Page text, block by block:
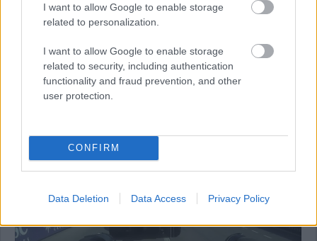
I want to allow Google to enable storage
related to personalization.
I want to allow Google to enable storage
related to security, including authentication
functionality and fraud prevention, and other
user protection.
CONFIRM
Data Deletion Data Access Privacy Policy
ezredre van Sainz, aki felugrott a második helyre, Alonso
pedig a harmadik. Érdekesség, hogy szinte mindenki a
futotta meg 1:13.808-as idejét.
forgalom, de a figyelmetlenség itt duplán büntet ezen a